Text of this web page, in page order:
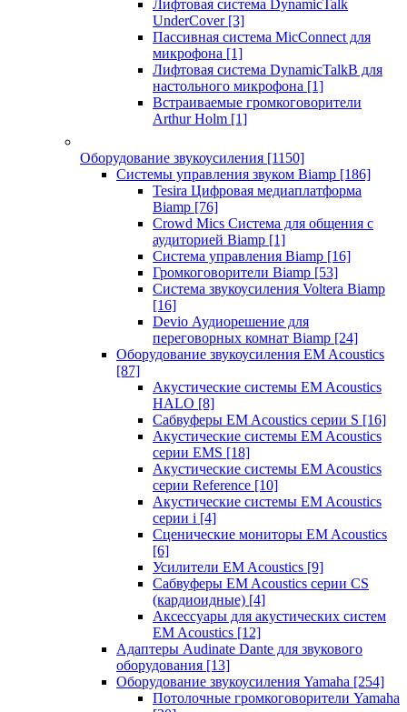
Лифтовая система DynamicTalk
UnderCover [3]
Пассивная система MicConnect для
микрофона [1]
Лифтовая система DynamicTalkB для
настольного микрофона [1]
Встраиваемые громкоговорители
Arthur Holm [1]
Оборудование звукоусиления [1150]
Системы управления звуком Biamp [186]
Tesira Цифровая медиаплатформа
Biamp [76]
Crowd Mics Система для общения с
аудиторией Biamp [1]
Система управления Biamp [16]
Громкоговорители Biamp [53]
Система звукоусиления Voltera Biamp
[16]
Devio Аудиорешение для
переговорных комнат Biamp [24]
Оборудование звукоусиления EM Acoustics
[87]
Акустические системы EM Acoustics
HALO [8]
Сабвуферы EM Acoustics серии S [16]
Акустические системы EM Acoustics
серии EMS [18]
Акустические системы EM Acoustics
серии Reference [10]
Акустические системы EM Acoustics
серии i [4]
Сценические мониторы EM Acoustics
[6]
Усилители EM Acoustics [9]
Сабвуферы EM Acoustics серии CS
(кардиоидные) [4]
Аксессуары для акустических систем
EM Acoustics [12]
Адаптеры Audinate Dante для звукового
оборудования [13]
Оборудование звукоусиления Yamaha [254]
Потолочные громкоговорители Yamaha